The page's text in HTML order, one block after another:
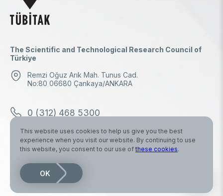
The Scientific and Technological Research Council of
Türkiye
Remzi Oğuz Arık Mah. Tunus Cad.
No:80 06680 Çankaya/ANKARA
0 (312) 468 5300
0 (312) 298 1000
tubitak.baskanlik@tubitak.hs03.kep.tr
This website uses cookies to help us give you the best
experience when you visit our website. By continuing to use
this website, you consent to our use of these cookies.
OK